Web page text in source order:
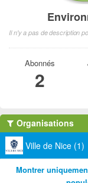
Il n'y a pas de description
Abonnés
2
Organisations
Ville de Nice (1)
Montrer